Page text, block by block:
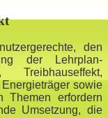
den
der Lehrplan-
sowie
Themen erfordern
Umsetzung, die